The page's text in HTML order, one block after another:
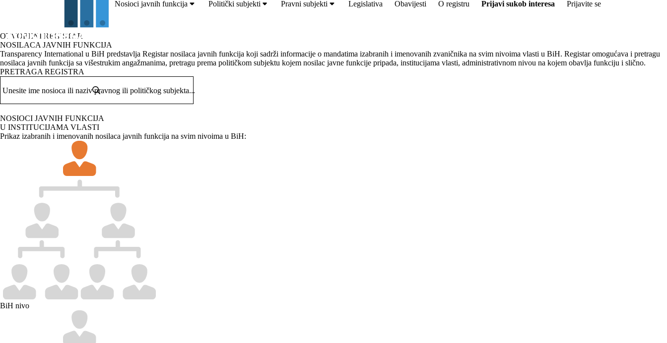
Nosioci javnih funkcija Politički subjekti Pravni subjekti Legislativa Obavijesti O registru Prijavi sukob interesa Prijavite se
OTVORENI REGISTAR
NOSILACA JAVNIH FUNKCIJA
Transparency International u BiH predstavlja Registar nosilaca javnih funkcija koji sadrži informacije o mandatima izabranih i imenovanih zvaničnika na svim nivoima vlasti u BiH. Registar omogućava i pretragu
nosilaca javnih funkcija sa višestrukim angažmanima, pretragu prema političkom subjektu kojem nosilac javne funkcije pripada, institucijama vlasti, administrativnom nivou na kojem obavlja funkciju i slično.
PRETRAGA REGISTRA
Unesite ime nosioca ili naziv pravnog ili političkog subjekta...
NOSIOCI JAVNIH FUNKCIJA
U INSTITUCIJAMA VLASTI
Prikaz izabranih i imenovanih nosilaca javnih funkcija na svim nivoima u BiH:
BiH nivo